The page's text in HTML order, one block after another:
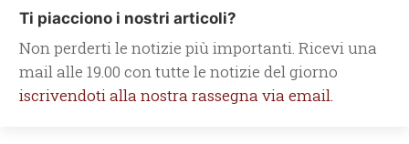
Ti piacciono i nostri articoli?
Non perderti le notizie più importanti. Ricevi una
mail alle 19.00 con tutte le notizie del giorno
iscrivendoti alla nostra rassegna via email.